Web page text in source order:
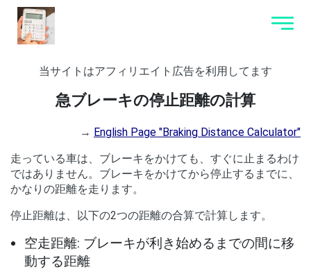
当サイトはアフィリエイト広告を利用してます
急ブレーキの停止距離の計算
→ English Page "Braking Distance Calculator"
走っている車は、ブレーキをかけても、すぐに止まるわけ
ではありません。ブレーキをかけてから停止するまでに、
かなりの距離を走ります。
停止距離は、以下の2つの距離の合算で計算します。
空走距離: ブレーキが利き始めるまでの間に移
動する距離